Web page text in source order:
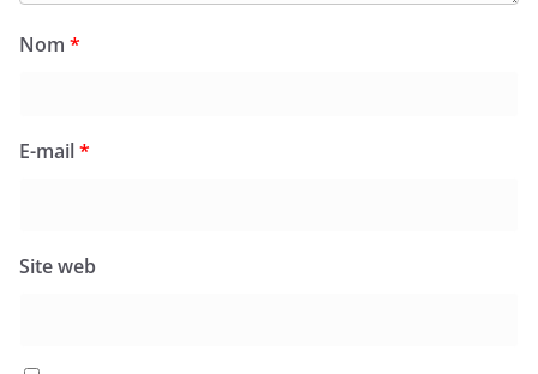
Nom *
E-mail*
Site web